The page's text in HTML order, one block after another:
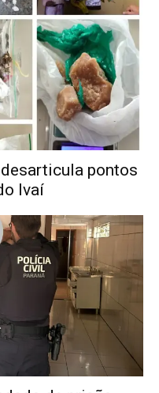
pontos
Ivaí